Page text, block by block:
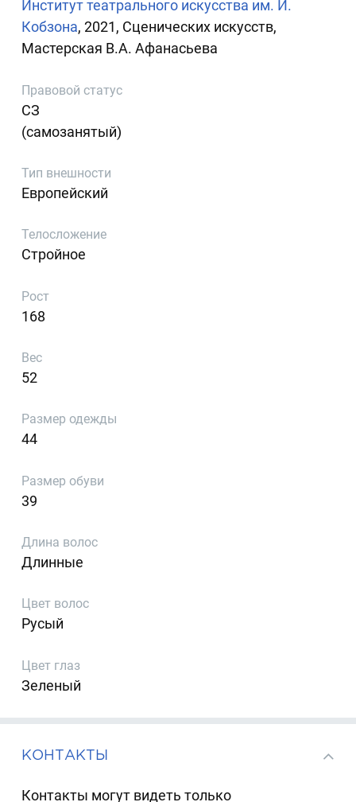
Институт театрального искусства им. И.
Кобзона, 2021, Сценических искусств,
Мастерская В.А. Афанасьева
Правовой статус
СЗ
(самозанятый)
Тип внешности
Европейский
Телосложение
Стройное
Рост
168
Вес
52
Размер одежды
44
Размер обуви
39
Длина волос
Длинные
Цвет волос
Русый
Цвет глаз
Зеленый
КОНТАКТЫ
Контакты могут видеть только